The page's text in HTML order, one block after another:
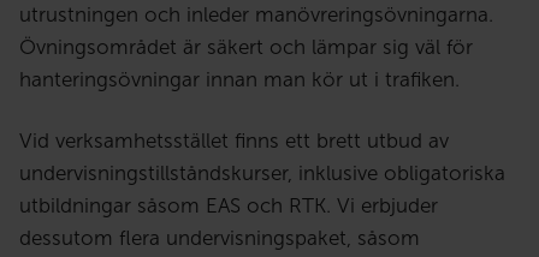
utrustningen och inleder manövreringsövningarna.
Övningsområdet är säkert och lämpar sig väl för
hanteringsövningar innan man kör ut i trafiken.
Vid verksamhetsstället finns ett brett utbud av
undervisningstillståndskurser, inklusive obligatoriska
utbildningar såsom EAS och RTK. Vi erbjuder
dessutom flera undervisningspaket, såsom